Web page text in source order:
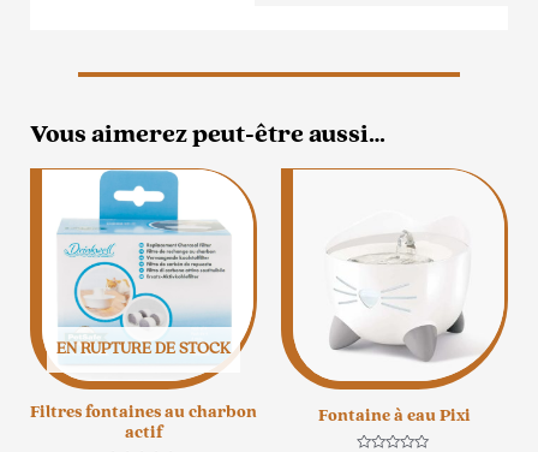
Vous aimerez peut-être aussi…
EN RUPTURE DE STOCK
Filtres fontaines au charbon
actif
Fontaine à eau Pixi
Ce
produit
options
peuvent
choisies